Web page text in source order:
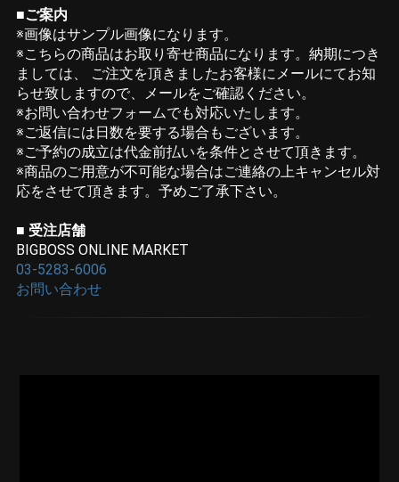
■ご案内
※画像はサンプル画像になります。
※こちらの商品はお取り寄せ商品になります。納期につき
ましては、 ご注文を頂きましたお客様にメールにてお知
らせ致しますので、メールをご確認ください。
※お問い合わせフォームでも対応いたします。
※ご返信には日数を要する場合もございます。
※ご予約の成立は代金前払いを条件とさせて頂きます。
※商品のご用意が不可能な場合はご連絡の上キャンセル対
応をさせて頂きます。予めご了承下さい。
■ 受注店舗
BIGBOSS ONLINE MARKET
03-5283-6006
お問い合わせ